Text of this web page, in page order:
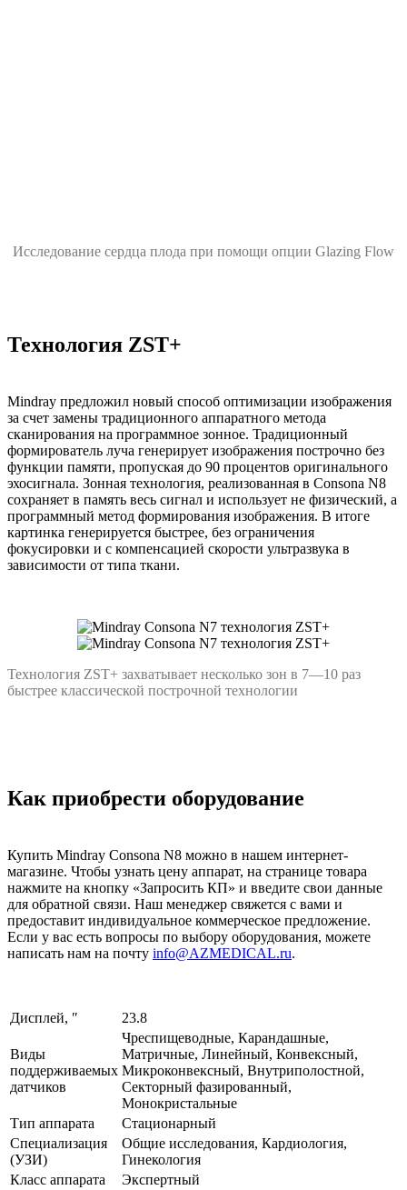
Исследование сердца плода при помощи опции Glazing Flow
Технология ZST+
Mindray предложил новый способ оптимизации изображения
за счет замены традиционного аппаратного метода
сканирования на программное зонное. Традиционный
формирователь луча генерирует изображения построчно без
функции памяти, пропуская до 90 процентов оригинального
эхосигнала. Зонная технология, реализованная в Consona N8
сохраняет в память весь сигнал и использует не физический, а
программный метод формирования изображения. В итоге
картинка генерируется быстрее, без ограничения
фокусировки и с компенсацией скорости ультразвука в
зависимости от типа ткани.
Технология ZST+ захватывает несколько зон в 7—10 раз
быстрее классической построчной технологии
Как приобрести оборудование
Купить Mindray Consona N8 можно в нашем интернет-
магазине. Чтобы узнать цену аппарат, на странице товара
нажмите на кнопку «Запросить КП» и введите свои данные
для обратной связи. Наш менеджер свяжется с вами и
предоставит индивидуальное коммерческое предложение.
Если у вас есть вопросы по выбору оборудования, можете
написать нам на почту info@AZMEDICAL.ru.
Дисплей, ″ 23.8
Виды
поддерживаемых
датчиков
Чреспищеводные, Карандашные,
Матричные, Линейный, Конвексный,
Микроконвексный, Внутриполостной,
Секторный фазированный,
Монокристальные
Тип аппарата
Стационарный
Специализация
(УЗИ)
Общие исследования, Кардиология,
Гинекология
Класс аппарата
Экспертный